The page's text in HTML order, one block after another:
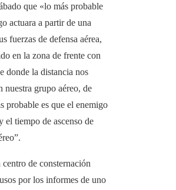
que «lo más probable
actuara a partir de una
fuerzas de defensa aérea,
en la zona de frente con
donde la distancia nos
nuestra grupo aéreo, de
probable es que el enemigo
el tiempo de ascenso de
de consternación
por los informes de uno